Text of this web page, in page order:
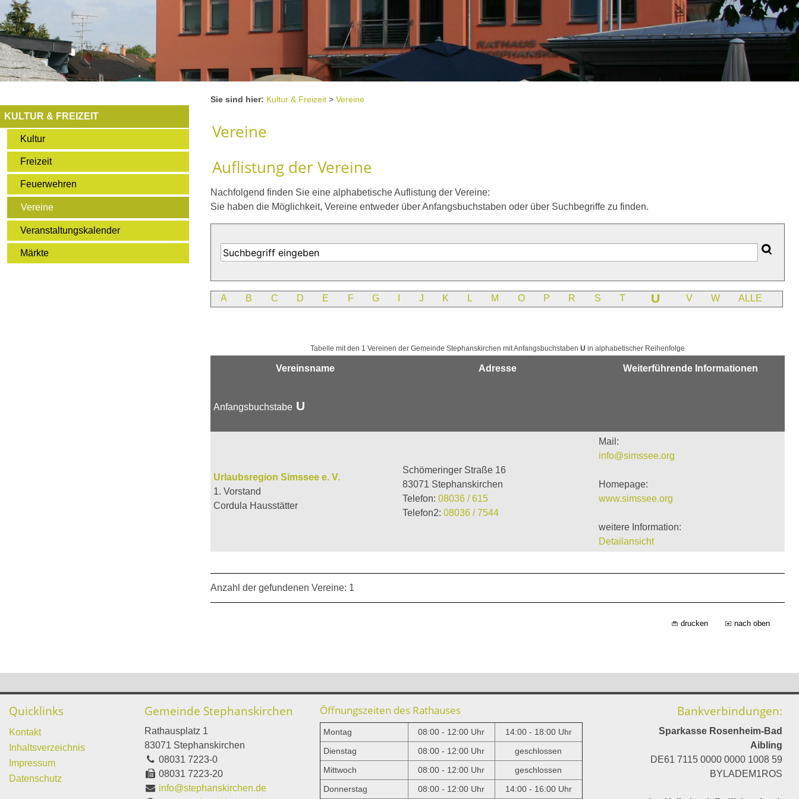
KULTUR & FREIZEIT
Kultur
Freizeit
Feuerwehren
Vereine
Veranstaltungskalender
Märkte
Sie sind hier: Kultur & Freizeit > Vereine
Vereine
Auflistung der Vereine
Nachfolgend finden Sie eine alphabetische Auflistung der Vereine:
Sie haben die Möglichkeit, Vereine entweder über Anfangsbuchstaben oder über Suchbegriffe zu finden.
A B C D E F G J K L M O P R S T U V W ALLE
Tabelle mit den 1 Vereinen der Gemeinde Stephanskirchen mit Anfangsbuchstaben U in alphabetischer Reihenfolge
Vereinsname Adresse Weiterführende Informationen
Anfangsbuchstabe U
Urlaubsregion Simssee e. V.
1. Vorstand
Cordula Hausstätter
Schömeringer Straße 16
83071 Stephanskirchen
Telefon: 08036 / 615
Telefon2: 08036 / 7544
Mail:
info@simssee.org
Homepage:
www.simssee.org
weitere Information:
Detailansicht
Anzahl der gefundenen Vereine: 1
drucken nach oben
Quicklinks
Kontakt
Inhaltsverzeichnis
Impressum
Datenschutz
Gemeinde Stephanskirchen
Rathausplatz 1
83071 Stephanskirchen
08031 7223-0
08031 7223-20
info@stephanskirchen.de
Öffnungszeiten des Rathauses
Montag 08:00 - 12:00 Uhr
14:00 - 18:00 Uhr
Dienstag
08:00 - 12:00 Uhr
geschlossen
Mittwoch
08:00 - 12:00 Uhr
geschlossen
Donnerstag
08:00 - 12:00 Uhr 14:00 - 16:00 Uhr
Bankverbindungen:
Sparkasse Rosenheim-Bad
Aibling
DE61 7115 0000 0000 1008 59
BYLADEM1ROS